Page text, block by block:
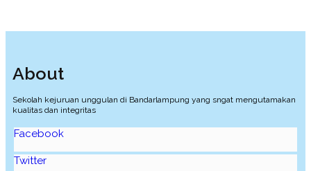
About
Sekolah kejuruan unggulan di Bandarlampung yang sngat mengutamakan
kualitas dan integritas
Facebook
Twitter